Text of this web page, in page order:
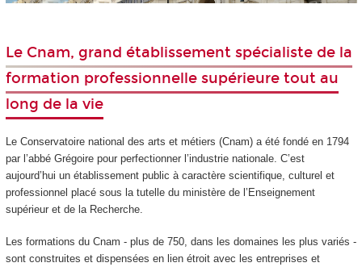
Le Cnam, grand établissement spécialiste de la
formation professionnelle supérieure tout au
long de la vie
Le Conservatoire national des arts et métiers (Cnam) a été fondé en 1794
par l’abbé Grégoire pour perfectionner l’industrie nationale. C’est
aujourd’hui un établissement public à caractère scientifique, culturel et
professionnel placé sous la tutelle du ministère de l’Enseignement
supérieur et de la Recherche.
Les formations du Cnam - plus de 750, dans les domaines les plus variés -
sont construites et dispensées en lien étroit avec les entreprises et